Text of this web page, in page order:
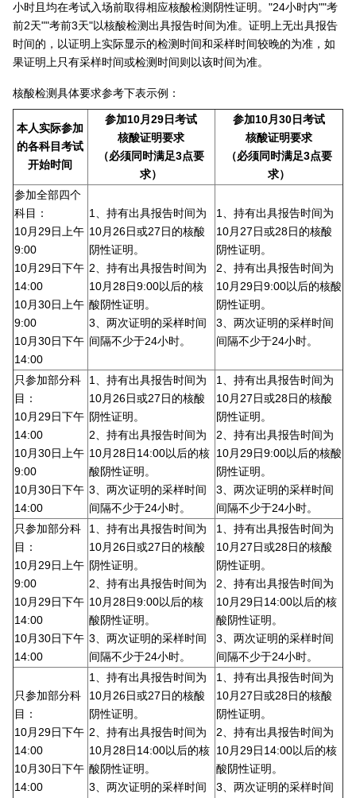
小时且均在考试入场前取得相应核酸检测阴性证明。"24小时内""考
前2天""考前3天"以核酸检测出具报告时间为准。证明上无出具报告
时间的，以证明上实际显示的检测时间和采样时间较晚的为准，如
果证明上只有采样时间或检测时间则以该时间为准。
核酸检测具体要求参考下表示例：
本人实际参加
的各科目考试
开始时间
参加10月29日考试
核酸证明要求
（必须同时满足3点要
求）
参加10月30日考试
核酸证明要求
（必须同时满足3点要
求）
参加全部四个
科目：
10月29日上午
9:00
10月29日下午
14:00
10月30日上午
9:00
10月30日下午
14:00
1、持有出具报告时间为
10月26日或27日的核酸
阴性证明。
2、持有出具报告时间为
10月28日9:00以后的核
酸阴性证明。
3、两次证明的采样时间
间隔不少于24小时。
1、持有出具报告时间为
10月27日或28日的核酸
阴性证明。
2、持有出具报告时间为
10月29日9:00以后的核酸
阴性证明。
3、两次证明的采样时间
间隔不少于24小时。
只参加部分科
目：
10月29日下午
14:00
10月30日上午
9:00
10月30日下午
14:00
1、持有出具报告时间为
10月26日或27日的核酸
阴性证明。
2、持有出具报告时间为
10月28日14:00以后的核
酸阴性证明。
3、两次证明的采样时间
间隔不少于24小时。
1、持有出具报告时间为
10月27日或28日的核酸
阴性证明。
2、持有出具报告时间为
10月29日9:00以后的核酸
阴性证明。
3、两次证明的采样时间
间隔不少于24小时。
只参加部分科
目：
10月29日上午
9:00
10月29日下午
14:00
10月30日下午
14:00
1、持有出具报告时间为
10月26日或27日的核酸
阴性证明。
2、持有出具报告时间为
10月28日9:00以后的核
酸阴性证明。
3、两次证明的采样时间
间隔不少于24小时。
1、持有出具报告时间为
10月27日或28日的核酸
阴性证明。
2、持有出具报告时间为
10月29日14:00以后的核
酸阴性证明。
3、两次证明的采样时间
间隔不少于24小时。
只参加部分科
目：
10月29日下午
14:00
10月30日下午
14:00
1、持有出具报告时间为
10月26日或27日的核酸
阴性证明。
2、持有出具报告时间为
10月28日14:00以后的核
酸阴性证明。
3、两次证明的采样时间
1、持有出具报告时间为
10月27日或28日的核酸
阴性证明。
2、持有出具报告时间为
10月29日14:00以后的核
酸阴性证明。
3、两次证明的采样时间